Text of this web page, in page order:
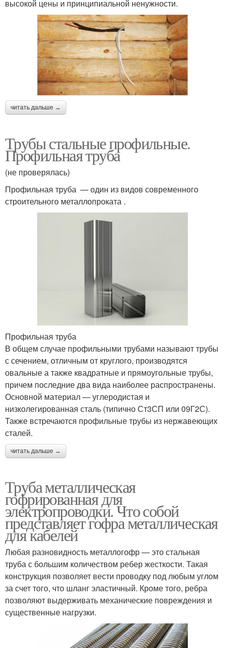
высокой цены и принципиальной ненужности.
читать дальше →
Трубы стальные профильные.
Профильная труба
(не проверялась)
Профильная труба — один из видов современного
строительного металлопроката .
Профильная труба
В общем случае профильными трубами называют трубы
с сечением, отличным от круглого, производятся
овальные а также квадратные и прямоугольные трубы,
причем последние два вида наиболее распространены.
Основной материал — углеродистая и
низколегированная сталь (типично Ст3СП или 09Г2С).
Также встречаются профильные трубы из нержавеющих
сталей.
читать дальше →
Труба металлическая
гофрированная для
электропроводки. Что собой
представляет гофра металлическая
для кабелей
Любая разновидность металлогофр — это стальная
труба с большим количеством ребер жесткости. Такая
конструкция позволяет вести проводку под любым углом
за счет того, что шланг эластичный. Кроме того, ребра
позволяют выдерживать механические повреждения и
существенные нагрузки.